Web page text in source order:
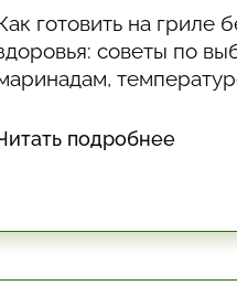
готовить на гриле
советы по
и овощи
подробнее